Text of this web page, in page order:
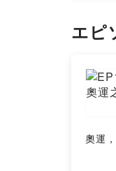
エピ
奧運